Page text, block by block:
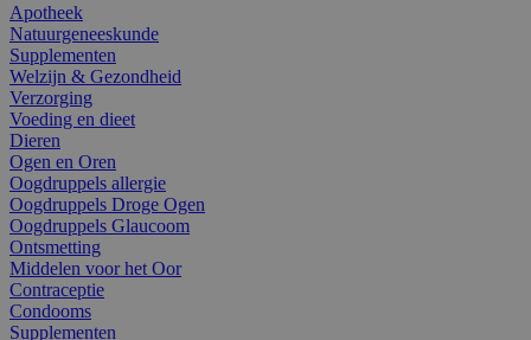
Apotheek
Natuurgeneeskunde
Supplementen
Welzijn & Gezondheid
Verzorging
Voeding en dieet
Dieren
Ogen en Oren
Oogdruppels allergie
Oogdruppels Droge Ogen
Oogdruppels Glaucoom
Ontsmetting
Middelen voor het Oor
Contraceptie
Condooms
Supplementen